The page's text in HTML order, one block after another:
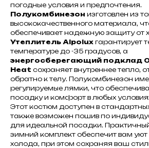
погодные условия и предпочтения.
Полукомбинезон изготовлен из
высококачественного материала,
обеспечивает надежную защиту от
Утеплитель Alpolux гарантирует
температуре до -35 градусов, а
энергосберегающий подклад
Heat сохраняет внутреннее тепло,
обратно к телу. Полукомбинезон
регулируемые лямки, что
посадку и комфорт в любых
Этот костюм доступен в
также возможен пошив по
для идеальной посадки.
зимний комплект обеспечит вам
холода, при этом сохраняя ваш